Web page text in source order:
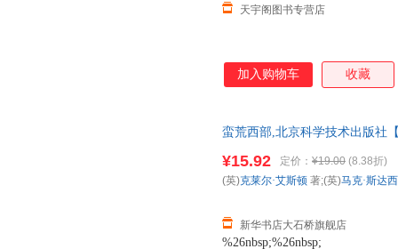
天宇阁图书专营店
加入购物车 收藏
蛮荒西部,北京科学技术出版社
%26nbsp;%26nbsp;
¥15.92 定价： ¥19.00 (8.38折)
新华书店大石桥旗舰店
(英)克莱尔·艾斯顿 著;(英)马克·斯达西